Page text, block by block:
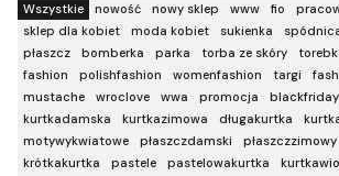
Wszystkie nowość nowy sklep www fio
sklep dla kobiet
moda kobiet sukienka
płaszcz
bomberka parka torba ze skóry
fashion
polishfashion womenfashion targi
mustache
wroclove wwa promocja blackfriday
kurtkadamska
kurtkazimowa długakurtka
motywykwiatowe
płaszczdamski płaszczzimowy
krótkakurtka
pastele pastelowakurtka